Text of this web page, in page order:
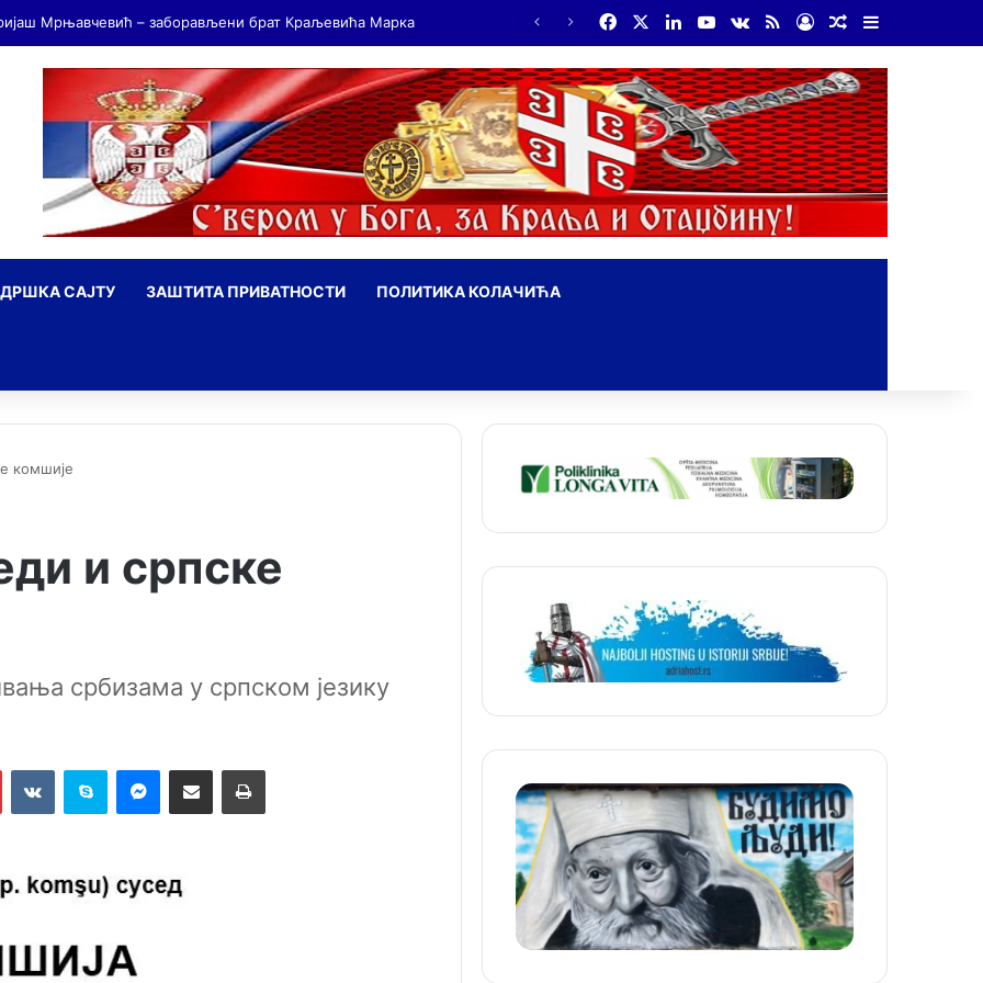
FacebookLinkedInYouTube
vk.com
RSS Log InRandom Article
САЈТУ ЗАШТИТА ПРИВАТНОСТИ ПОЛИТИКА КОЛАЧИЋА
комшије
и српске
србизама у српском језику